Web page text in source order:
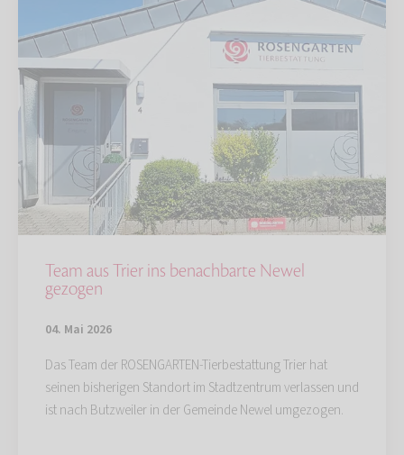
Team aus Trier ins benachbarte Newel
gezogen
04. Mai 2026
Das Team der ROSENGARTEN-Tierbestattung Trier hat
seinen bisherigen Standort im Stadtzentrum verlassen und
ist nach Butzweiler in der Gemeinde Newel umgezogen.